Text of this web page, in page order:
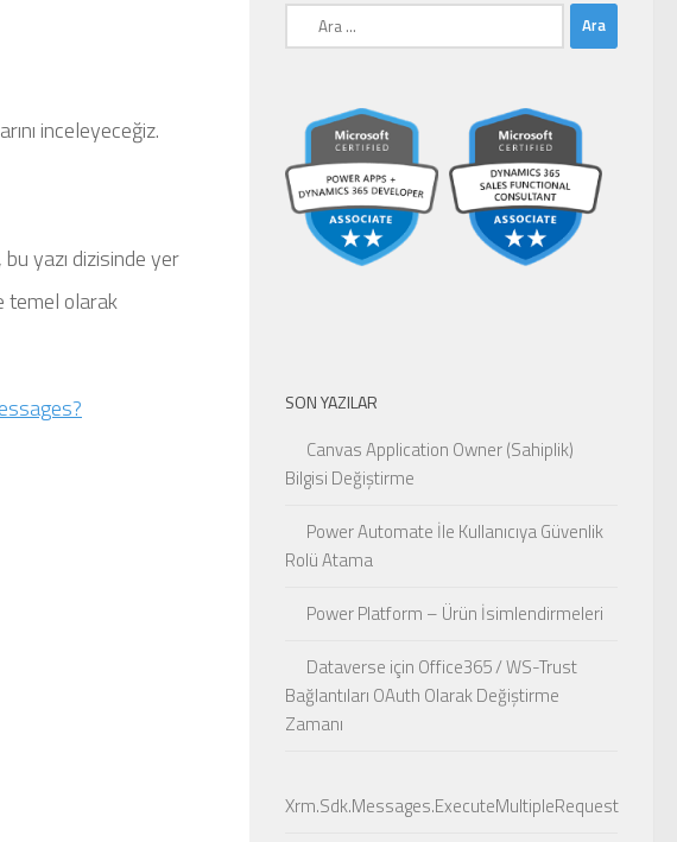
inceleyeceğiz.
yazı dizisinde yer
temel olarak
Arama:
SON YAZILAR
Canvas Application Owner (Sahiplik)
Bilgisi Değiştirme
Power Automate İle Kullanıcıya Güvenlik
Rolü Atama
Power Platform – Ürün İsimlendirmeleri
Dataverse için Office365 / WS-Trust
Bağlantıları OAuth Olarak Değiştirme
Zamanı
Xrm.Sdk.Messages.ExecuteMultipleRequest